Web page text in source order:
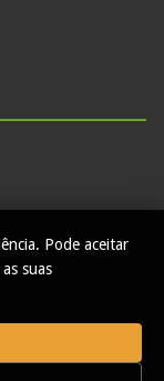
Pode aceitar
suas